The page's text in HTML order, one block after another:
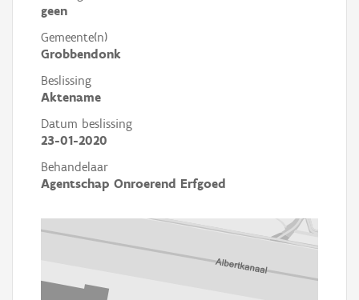
geen
Gemeente(n)
Grobbendonk
Beslissing
Aktename
Datum beslissing
23-01-2020
Behandelaar
Agentschap Onroerend Erfgoed